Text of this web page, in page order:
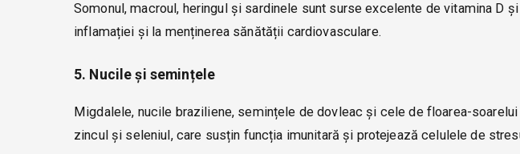
Somonul, macroul, heringul și sardinele sunt surse excelente de vitamina D
inflamației și la menținerea sănătății cardiovasculare.
5. Nucile și semințele
Migdalele, nucile braziliene, semințele de dovleac și cele de floarea-
zincul și seleniul, care susțin funcția imunitară și protejează celulele de